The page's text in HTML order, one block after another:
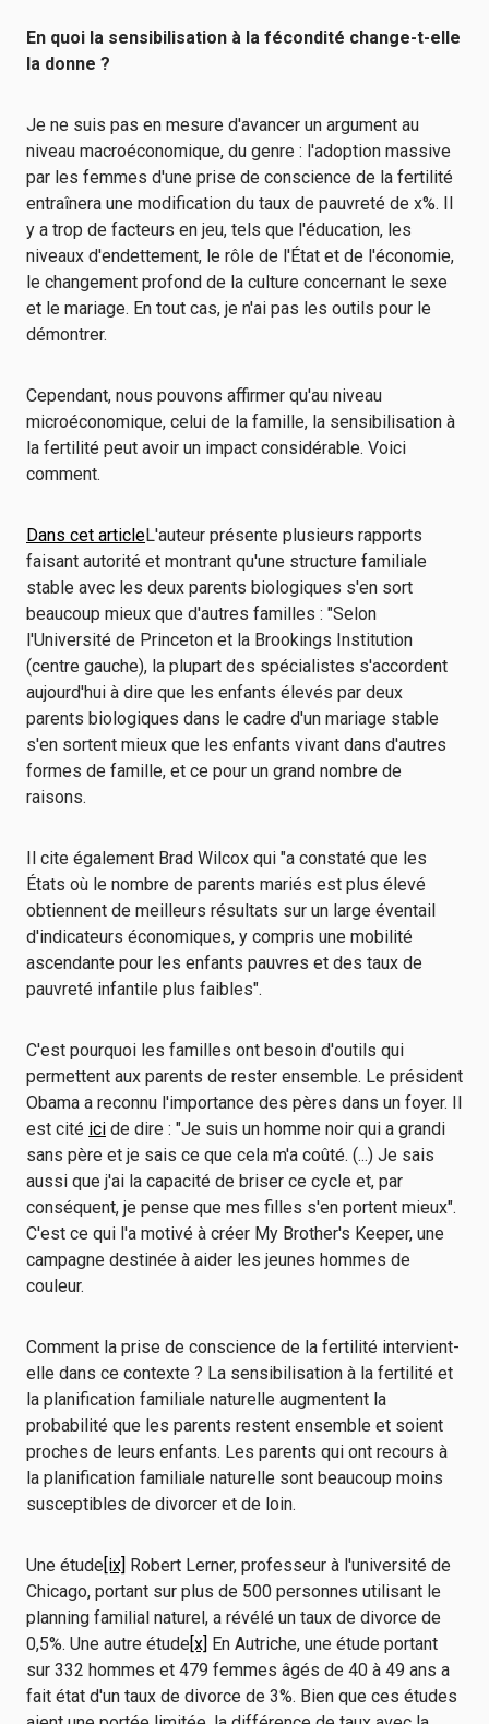
En quoi la sensibilisation à la fécondité change-t-elle
la donne ?
Je ne suis pas en mesure d'avancer un argument au
niveau macroéconomique, du genre : l'adoption massive
par les femmes d'une prise de conscience de la fertilité
entraînera une modification du taux de pauvreté de x%. Il
y a trop de facteurs en jeu, tels que l'éducation, les
niveaux d'endettement, le rôle de l'État et de l'économie,
le changement profond de la culture concernant le sexe
et le mariage. En tout cas, je n'ai pas les outils pour le
démontrer.
Cependant, nous pouvons affirmer qu'au niveau
microéconomique, celui de la famille, la sensibilisation à
la fertilité peut avoir un impact considérable. Voici
comment.
Dans cet articleL'auteur présente plusieurs rapports
faisant autorité et montrant qu'une structure familiale
stable avec les deux parents biologiques s'en sort
beaucoup mieux que d'autres familles : "Selon
l'Université de Princeton et la Brookings Institution
(centre gauche), la plupart des spécialistes s'accordent
aujourd'hui à dire que les enfants élevés par deux
parents biologiques dans le cadre d'un mariage stable
s'en sortent mieux que les enfants vivant dans d'autres
formes de famille, et ce pour un grand nombre de
raisons.
Il cite également Brad Wilcox qui "a constaté que les
États où le nombre de parents mariés est plus élevé
obtiennent de meilleurs résultats sur un large éventail
d'indicateurs économiques, y compris une mobilité
ascendante pour les enfants pauvres et des taux de
pauvreté infantile plus faibles".
C'est pourquoi les familles ont besoin d'outils qui
permettent aux parents de rester ensemble. Le président
Obama a reconnu l'importance des pères dans un foyer. Il
est cité ici de dire : "Je suis un homme noir qui a grandi
sans père et je sais ce que cela m'a coûté. (...) Je sais
aussi que j'ai la capacité de briser ce cycle et, par
conséquent, je pense que mes filles s'en portent mieux".
C'est ce qui l'a motivé à créer My Brother's Keeper, une
campagne destinée à aider les jeunes hommes de
couleur.
Comment la prise de conscience de la fertilité intervient-
elle dans ce contexte ? La sensibilisation à la fertilité et
la planification familiale naturelle augmentent la
probabilité que les parents restent ensemble et soient
proches de leurs enfants. Les parents qui ont recours à
la planification familiale naturelle sont beaucoup moins
susceptibles de divorcer et de loin.
Une étude[ix] Robert Lerner, professeur à l'université de
Chicago, portant sur plus de 500 personnes utilisant le
planning familial naturel, a révélé un taux de divorce de
0,5%. Une autre étude[x] En Autriche, une étude portant
sur 332 hommes et 479 femmes âgés de 40 à 49 ans a
fait état d'un taux de divorce de 3%. Bien que ces études